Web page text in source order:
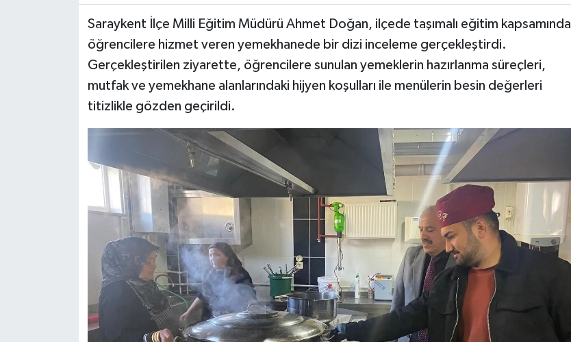
Saraykent İlçe Milli Eğitim Müdürü Ahmet Doğan, ilçede taşımalı eğitim kapsamında
öğrencilere hizmet veren yemekhanede bir dizi inceleme gerçekleştirdi.
Gerçekleştirilen ziyarette, öğrencilere sunulan yemeklerin hazırlanma süreçleri,
mutfak ve yemekhane alanlarındaki hijyen koşulları ile menülerin besin değerleri
titizlikle gözden geçirildi.